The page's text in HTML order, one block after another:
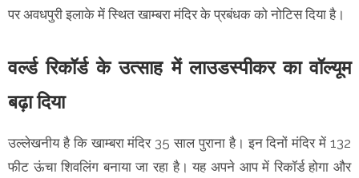
पर अवधपुरी इलाके में स्थित खाम्बरा मंदिर के प्रबंधक को नोटिस दिया है।
वर्ल्ड रिकॉर्ड के उत्साह में लाउडस्पीकर का वॉल्यूम
बढ़ा दिया
उल्लेखनीय है कि खाम्बरा मंदिर 35 साल पुराना है। इन दिनों मंदिर में 132
फीट ऊंचा शिवलिंग बनाया जा रहा है। यह अपने आप में रिकॉर्ड होगा और